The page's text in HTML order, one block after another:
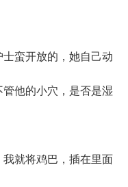
蛮开放的，她自己动
他的小穴，是否是湿
将鸡巴，插在里面